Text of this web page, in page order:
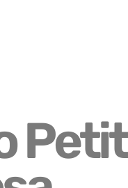
Petit